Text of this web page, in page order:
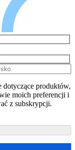
produktów,
moich preferencji i
z subskrypcji.